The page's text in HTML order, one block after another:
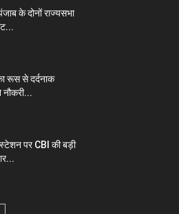
के दोनों राज्यसभा
रूस से दर्दनाक
पर CBI की बड़ी